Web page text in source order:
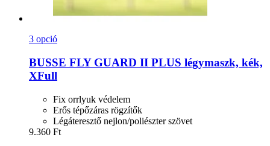
3 opció
BUSSE FLY GUARD II PLUS légymaszk, kék,
XFull
Fix orrlyuk védelem
Erős tépőzáras rögzítők
Légáteresztő nejlon/poliészter szövet
9.360 Ft